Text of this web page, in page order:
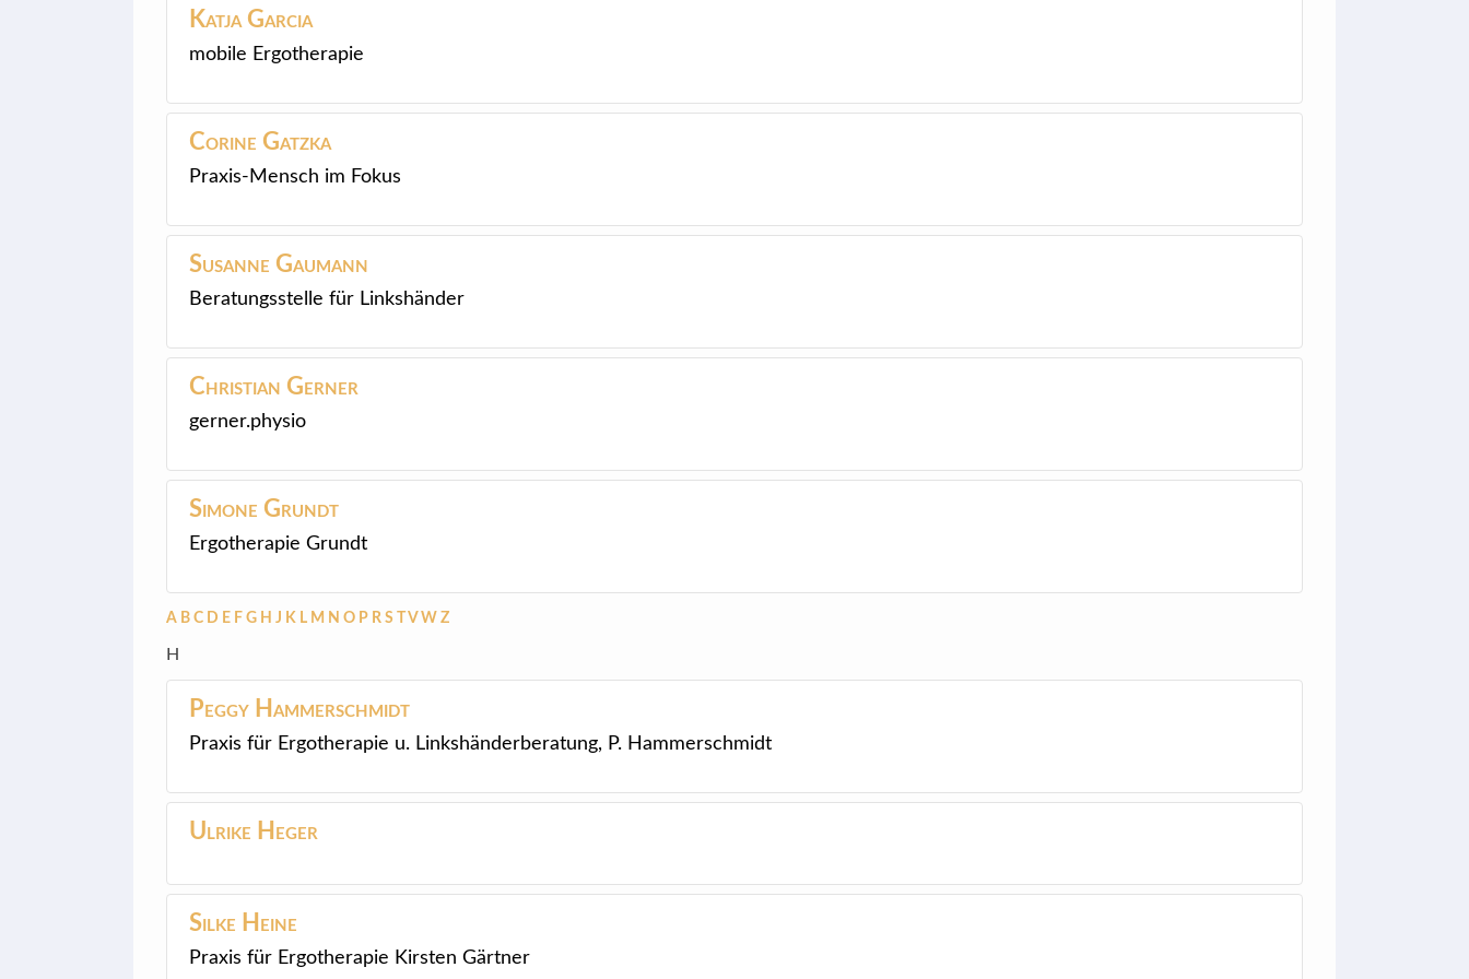
Katja Garcia
mobile Ergotherapie
Corine Gatzka
Praxis-Mensch im Fokus
Susanne Gaumann
Beratungsstelle für Linkshänder
Christian Gerner
gerner.physio
Simone Grundt
Ergotherapie Grundt
A B C D E F G H J K L M N O P R S V W Z
H
Peggy Hammerschmidt
Praxis für Ergotherapie u. Linkshänderberatung, P. Hammerschmidt
Ulrike Heger
Silke Heine
Praxis für Ergotherapie Kirsten Gärtner